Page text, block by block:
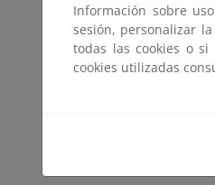
A través del
Información sobre
sesión, personalizar
todas las cookies o
cookies utilizadas